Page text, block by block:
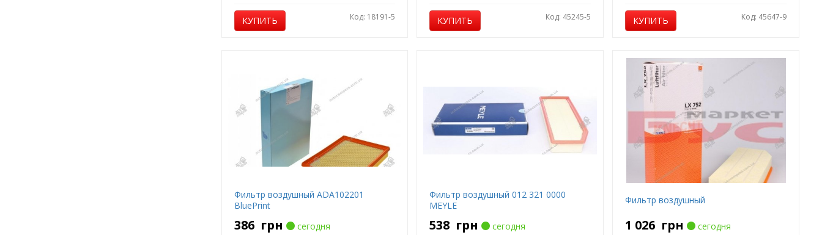
КУПИТЬ Код: 18191-5 КУПИТЬ Код: 45245-5 КУПИТЬ Код: 45647-9
Фильтр воздушный ADA102201
BluePrint
386 грн
сегодня
Фильтр воздушный 012 321 0000
MEYLE
538 грн
сегодня
Фильтр воздушный
1 026 грн
сегодня